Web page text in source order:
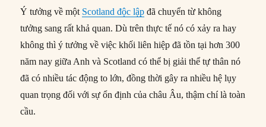
Ý tưởng về một Scotland độc lập đã chuyển từ không
tưởng sang rất khả quan. Dù trên thực tế nó có xảy ra hay
không thì ý tưởng về việc khối liên hiệp đã tồn tại hơn 300
năm nay giữa Anh và Scotland có thể bị giải thể tự thân nó
đã có nhiều tác động to lớn, đồng thời gây ra nhiều hệ lụy
quan trọng đối với sự ổn định của châu Âu, thậm chí là toàn
cầu.